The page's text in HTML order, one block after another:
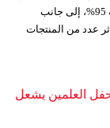
العالمية، مع تراجع صادرات الغاز الطبيعي المسال بنسبة 95%، إلى جانب
83%، فضلًا عن تأثر عدد من المنتجات
العلمين يشعل